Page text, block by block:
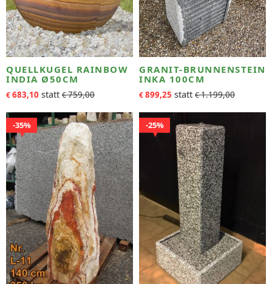
QUELLKUGEL RAINBOW
INDIA Ø50CM
€683,10 €759,00
GRANIT-BRUNNENSTEIN
INKA 100CM
€899,25 €1.199,00
35% 25%